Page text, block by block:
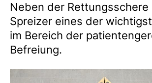
Neben der
Spreizer eines der
im Bereich der
Befreiung.